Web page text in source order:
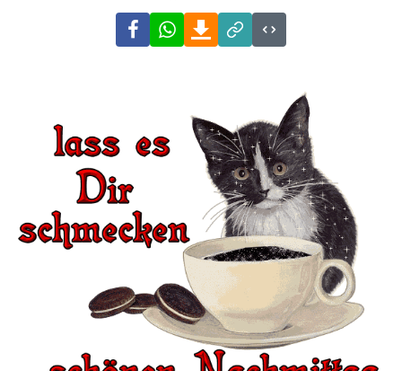
FacebookWhatsAppDownload
Link
Code